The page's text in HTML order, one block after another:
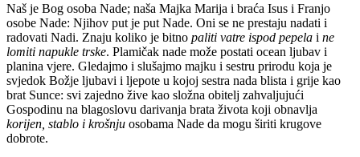
Naš je Bog osoba Nade; naša Majka Marija i braća Isus i Franjo
osobe Nade: Njihov put je put Nade. Oni se ne prestaju nadati i
radovati Nadi. Znaju koliko je bitno paliti vatre ispod pepela i ne
lomiti napukle trske. Plamičak nade može postati ocean ljubav i
planina vjere. Gledajmo i slušajmo majku i sestru prirodu koja je
svjedok Božje ljubavi i ljepote u kojoj sestra nada blista i grije kao
brat Sunce: svi zajedno žive kao složna obitelj zahvaljujući
Gospodinu na blagoslovu darivanja brata života koji obnavlja
korijen, stablo i krošnju osobama Nade da mogu širiti krugove
dobrote.